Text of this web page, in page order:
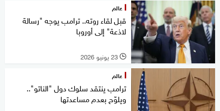
عالم
قبل لقاء روته.. ترامب يوجه "رسالة
لاذعة" إلى أوروبا
l 23 يونيو 2026
عالم
ترامب ينتقد سلوك دول "الناتو"..
ويلوّح بعدم مساعدتها